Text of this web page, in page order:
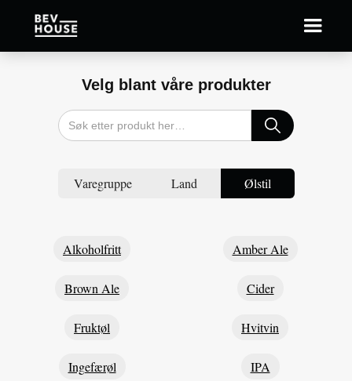
Velg blant våre produkter
Varegruppe Land Ølstil
Alkoholfritt Amber Ale
Brown Ale Cider
Fruktøl Hvitvin
Ingefærøl IPA